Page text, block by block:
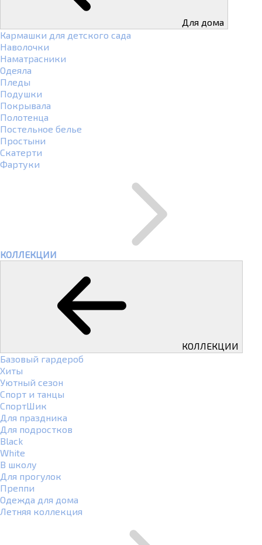
Для дома
Кармашки для детского сада
Наволочки
Наматрасники
Одеяла
Пледы
Подушки
Покрывала
Полотенца
Постельное белье
Простыни
Скатерти
Фартуки
КОЛЛЕКЦИИ
КОЛЛЕКЦИИ
Базовый гардероб
Хиты
Уютный сезон
Спорт и танцы
СпортШик
Для праздника
Для подростков
Black
White
В школу
Для прогулок
Преппи
Одежда для дома
Летняя коллекция